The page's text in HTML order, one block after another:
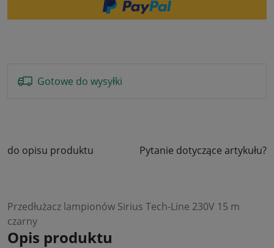
Gotowe do wysyłki
do opisu produktu Pytanie dotyczące artykułu?
Przedłużacz lampionów Sirius Tech-Line 230V 15 m
czarny
Opis produktu